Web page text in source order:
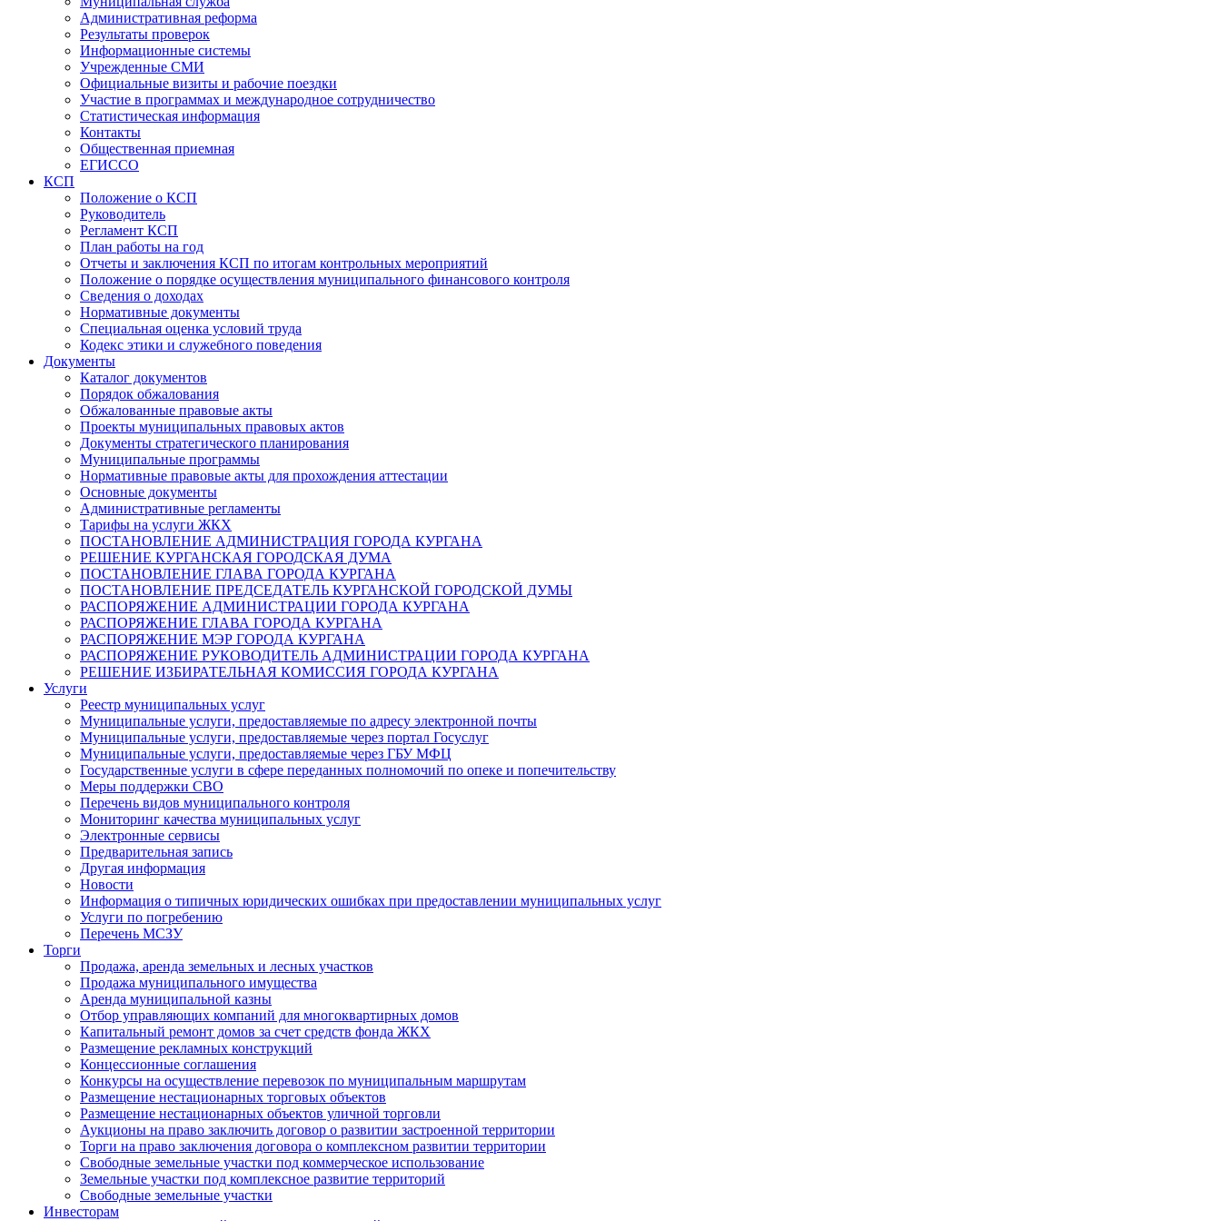
Административная реформа
Результаты проверок
Информационные системы
Учрежденные СМИ
Официальные визиты и рабочие поездки
Участие в программах и международное сотрудничество
Статистическая информация
Контакты
Общественная приемная
ЕГИССО
КСП
Положение о КСП
Руководитель
Регламент КСП
План работы на год
Отчеты и заключения КСП по итогам контрольных мероприятий
Положение о порядке осуществления муниципального финансового контроля
Сведения о доходах
Нормативные документы
Специальная оценка условий труда
Кодекс этики и служебного поведения
Документы
Каталог документов
Порядок обжалования
Обжалованные правовые акты
Проекты муниципальных правовых актов
Документы стратегического планирования
Муниципальные программы
Нормативные правовые акты для прохождения аттестации
Основные документы
Административные регламенты
Тарифы на услуги ЖКХ
ПОСТАНОВЛЕНИЕ АДМИНИСТРАЦИЯ ГОРОДА КУРГАНА
РЕШЕНИЕ КУРГАНСКАЯ ГОРОДСКАЯ ДУМА
ПОСТАНОВЛЕНИЕ ГЛАВА ГОРОДА КУРГАНА
ПОСТАНОВЛЕНИЕ ПРЕДСЕДАТЕЛЬ КУРГАНСКОЙ ГОРОДСКОЙ ДУМЫ
РАСПОРЯЖЕНИЕ АДМИНИСТРАЦИИ ГОРОДА КУРГАНА
РАСПОРЯЖЕНИЕ ГЛАВА ГОРОДА КУРГАНА
РАСПОРЯЖЕНИЕ МЭР ГОРОДА КУРГАНА
РАСПОРЯЖЕНИЕ РУКОВОДИТЕЛЬ АДМИНИСТРАЦИИ ГОРОДА КУРГАНА
РЕШЕНИЕ ИЗБИРАТЕЛЬНАЯ КОМИССИЯ ГОРОДА КУРГАНА
Услуги
Реестр муниципальных услуг
Муниципальные услуги, предоставляемые по адресу электронной почты
Муниципальные услуги, предоставляемые через портал Госуслуг
Муниципальные услуги, предоставляемые через ГБУ МФЦ
Государственные услуги в сфере переданных полномочий по опеке и попечительству
Меры поддержки СВО
Перечень видов муниципального контроля
Мониторинг качества муниципальных услуг
Электронные сервисы
Предварительная запись
Другая информация
Новости
Информация о типичных юридических ошибках при предоставлении муниципальных услуг
Услуги по погребению
Перечень МСЗУ
Торги
Продажа, аренда земельных и лесных участков
Продажа муниципального имущества
Аренда муниципальной казны
Отбор управляющих компаний для многоквартирных домов
Капитальный ремонт домов за счет средств фонда ЖКХ
Размещение рекламных конструкций
Концессионные соглашения
Конкурсы на осуществление перевозок по муниципальным маршрутам
Размещение нестационарных торговых объектов
Размещение нестационарных объектов уличной торговли
Аукционы на право заключить договор о развитии застроенной территории
Торги на право заключения договора о комплексном развитии территории
Свободные земельные участки под коммерческое использование
Земельные участки под комплексное развитие территорий
Свободные земельные участки
Инвесторам